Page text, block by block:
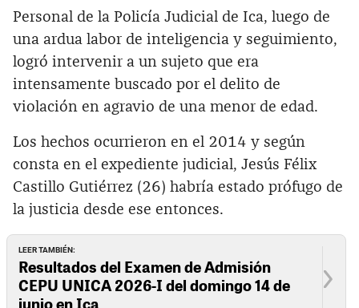
Personal de la Policía Judicial de Ica, luego de
una ardua labor de inteligencia y seguimiento,
logró intervenir a un sujeto que era
intensamente buscado por el delito de
violación en agravio de una menor de edad.
Los hechos ocurrieron en el 2014 y según
consta en el expediente judicial, Jesús Félix
Castillo Gutiérrez (26) habría estado prófugo de
la justicia desde ese entonces.
LEER TAMBIÉN:
Resultados del Examen de Admisión
CEPU UNICA 2026-I del domingo 14 de
junio en Ica